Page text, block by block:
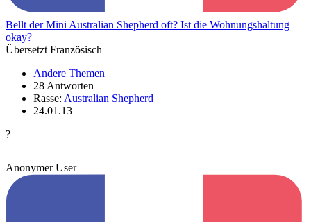
Bellt der Mini Australian Shepherd oft? Ist die Wohnungshaltung
okay?
Übersetzt Französisch
Andere Themen
28 Antworten
Rasse: Australian Shepherd
24.01.13
?
Anonymer User